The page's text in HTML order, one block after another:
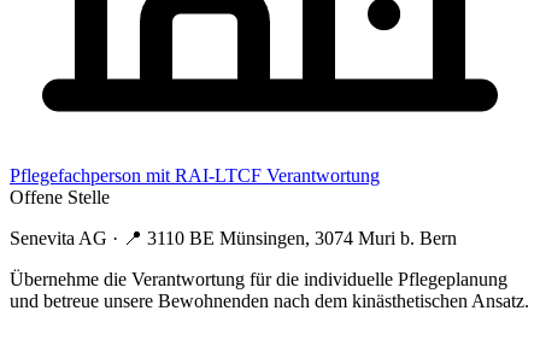
Pflegefachperson mit RAI-LTCF Verantwortung
Offene Stelle
Senevita AG · 📍 3110 BE Münsingen, 3074 Muri b. Bern
Übernehme die Verantwortung für die individuelle Pflegeplanung
und betreue unsere Bewohnenden nach dem kinästhetischen Ansatz.